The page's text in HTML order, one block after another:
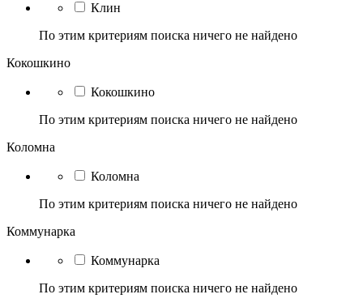
Клин
По этим критериям поиска ничего не найдено
Кокошкино
Кокошкино
По этим критериям поиска ничего не найдено
Коломна
Коломна
По этим критериям поиска ничего не найдено
Коммунарка
Коммунарка
По этим критериям поиска ничего не найдено